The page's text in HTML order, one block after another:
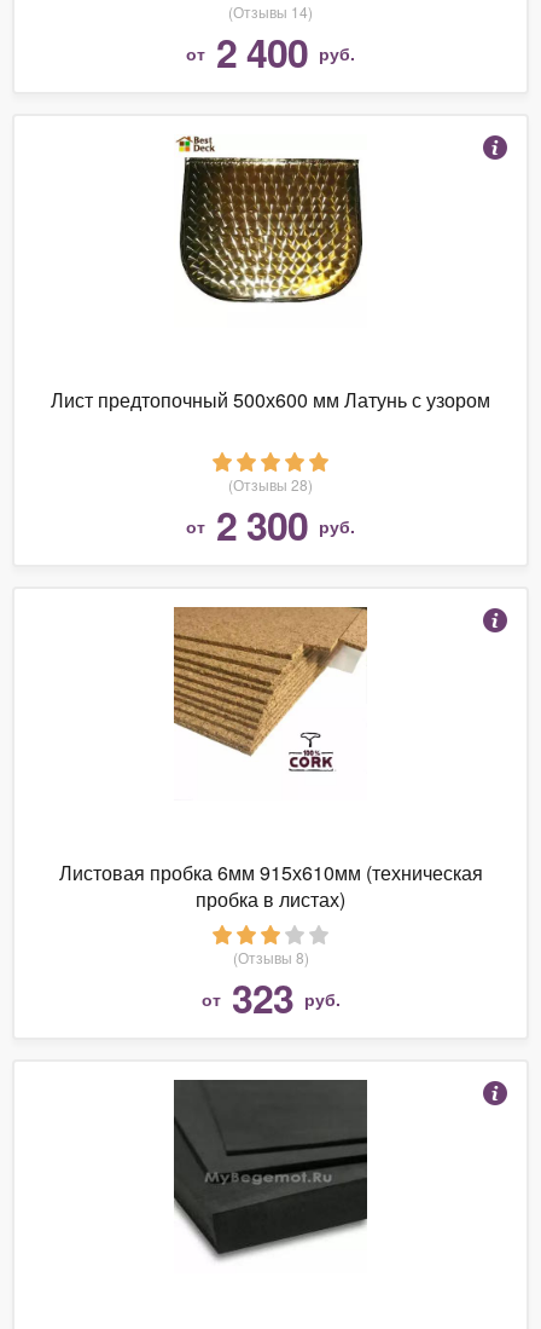
(Отзывы 14)
от 2 400 руб.
Лист предтопочный 500х600 мм Латунь с узором
(Отзывы 28)
от 2 300 руб.
Листовая пробка 6мм 915х610мм (техническая
пробка в листах)
(Отзывы 8)
от 323 руб.